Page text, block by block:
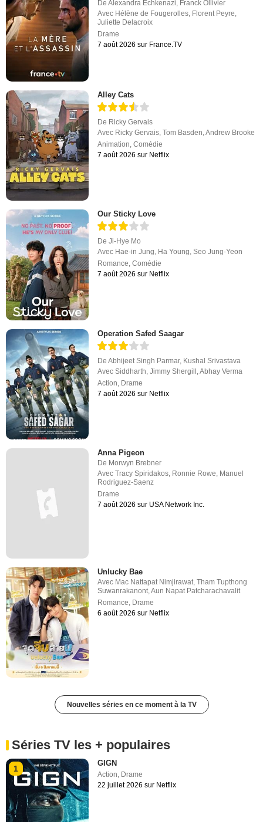
DeAlexandra Echkenazi Franck Ollivier
Avec Hélène de Fougerolles Florent Peyre
Juliette Delacroix
Drame
7 août 2026 sur France.TV
Alley Cats
De Ricky Gervais
Avec Ricky Gervais,Tom Basden,Andrew Brooke
Animation,Comédie
7 août 2026 sur Netflix
Our Sticky Love
DeJi-Hye Mo
Avec Hae-in Jung, Ha Young,Seo Jung-Yeon
Romance,Comédie
7 août 2026 sur Netflix
Operation Safed Saagar
DeAbhijeet Singh Parmar, Kushal Srivastava
AvecSiddharth ,Jimmy Shergill ,Abhay Verma
Action Drame
7 août 2026 sur Netflix
Anna Pigeon
De Morwyn Brebner
AvecTracy Spiridakos, Ronnie Rowe, Manuel
Rodriguez-Saenz
Drame
7 août 2026 sur USA Network Inc.
Unlucky Bae
Avec Mac Nattapat Nimjirawat,Tham Tupthong
Suwanrakanont,Aun Napat Patcharachavalit
Romance, Drame
6 août 2026 sur Netflix
Nouvelles séries en ce moment à la TV
Séries TV les + populaires
1
GIGN
Action, Drame
22 juillet 2026 sur Netflix